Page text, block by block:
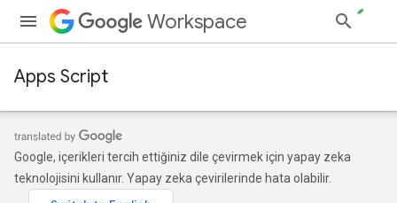
Workspace
Apps Script
Google, içerikleri tercih ettiğiniz dile çevirmek için yapay zeka
teknolojisini kullanır. Yapay zeka çevirilerinde hata olabilir.